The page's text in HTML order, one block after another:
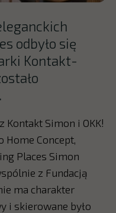
odbyło się
Kontakt-
Simon i OKK!
Home Concept,
Places Simon
z Fundacją
ma charakter
i skierowane było